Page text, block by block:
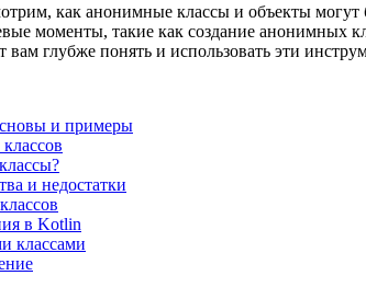
как анонимные классы и объекты
моменты, такие как создание анонимных
вам глубже понять и использовать эти
и примеры
и недостатки
в Kotlin
классами